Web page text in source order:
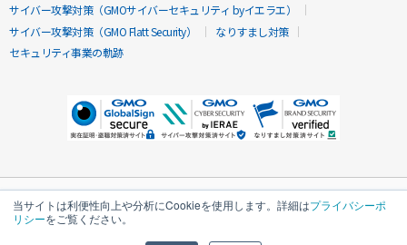
当サイトは利便性向上や分析にCookieを使用します。詳細はプライバシーポ
リシーをご覧ください。
サイバー攻撃対策（GMOサイバーセキュリティ byイエラエ）
サイバー攻撃対策（GMO Flatt Security）
なりすまし対策
セキュリティ事業の軌跡